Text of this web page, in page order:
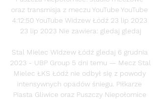
oraz transmisja z meczu YouTube YouTube
4:12:50 YouTube Widzew Łódź 23 lip 2023
23 lip 2023 Nie zawiera: gledaj gledaj
Stal Mielec Widzew Łódź gledaj 6 grudnia
2023 - UBP Group 5 dni temu — Mecz Stal
Mielec ŁKS Łódź nie odbył się z powody
intensywnych opadów śniegu. Piłkarze
Piasta Gliwice oraz Puszczy Niepołomice